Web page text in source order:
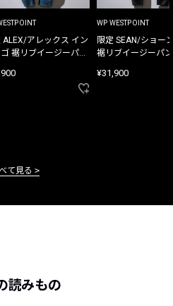
ALEX/アレックス イン
裾リブイージーパン
WP WESTPOINT
限定 SEAN/ショー
裾リブイージーパ
¥31,900
て見る
読みもの